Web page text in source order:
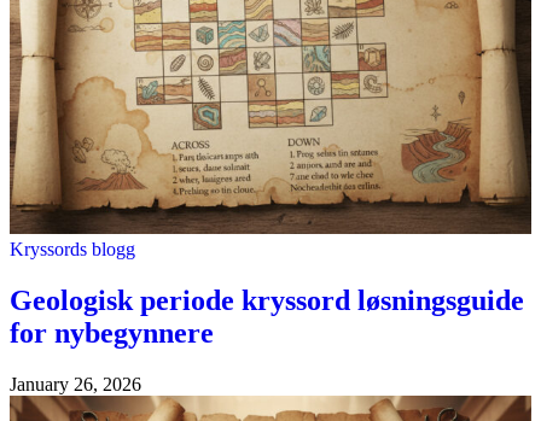
Kryssords blogg
Geologisk periode kryssord løsningsguide
for nybegynnere
January 26, 2026